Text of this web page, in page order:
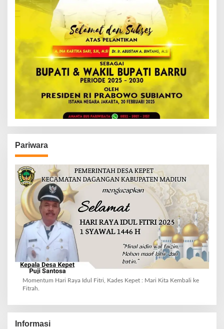
Pariwara
Momentum Hari Raya Idul Fitri, Kades Kepet : Mari Kita Kembali ke
Fitrah.
Informasi